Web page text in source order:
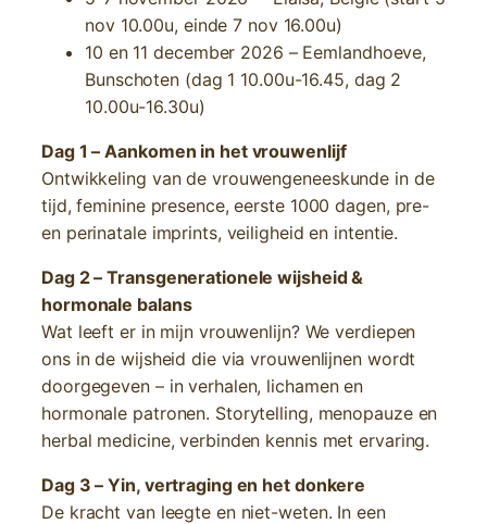
nov 10.00u, einde 7 nov 16.00u)
10 en 11 december 2026 – Eemlandhoeve,
Bunschoten (dag 1 10.00u-16.45, dag 2
10.00u-16.30u)
Dag 1 – Aankomen in het vrouwenlijf
Ontwikkeling van de vrouwengeneeskunde in de
tijd, feminine presence, eerste 1000 dagen, pre-
en perinatale imprints, veiligheid en intentie.
Dag 2 – Transgenerationele wijsheid &
hormonale balans
Wat leeft er in mijn vrouwenlijn? We verdiepen
ons in de wijsheid die via vrouwenlijnen wordt
doorgegeven – in verhalen, lichamen en
hormonale patronen. Storytelling, menopauze en
herbal medicine, verbinden kennis met ervaring.
Dag 3 – Yin, vertraging en het donkere
De kracht van leegte en niet-weten. In een